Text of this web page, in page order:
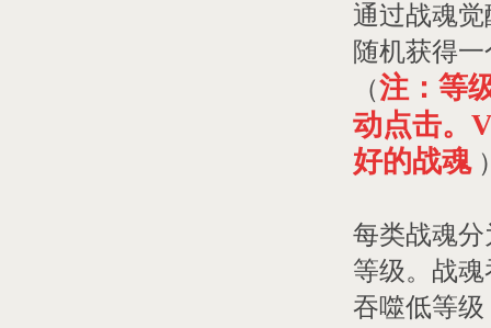
通过战魂
随机获得
（注：等
动点击。
好的战魂
每类战魂
等级。战
吞噬低等